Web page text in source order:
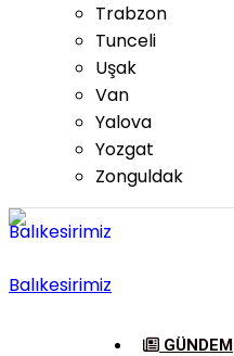
Trabzon
Tunceli
Uşak
Van
Yalova
Yozgat
Zonguldak
Balıkesirimiz
GÜNDEM